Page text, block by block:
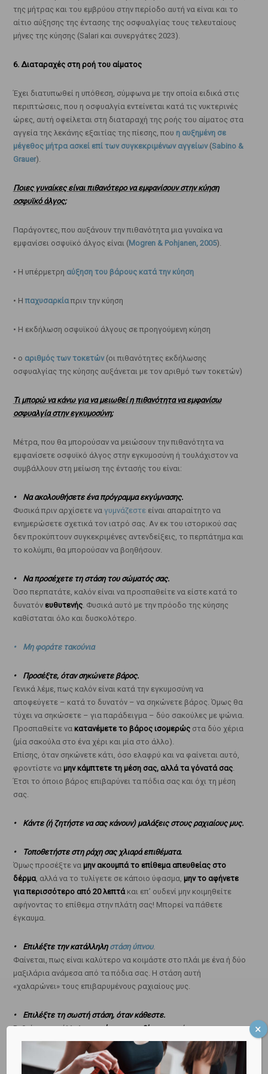
της μήτρας και του εμβρύου στην περίοδο αυτή να είναι και το
αίτιο αύξησης της έντασης της οσφυαλγίας τους τελευταίους
μήνες της κύησης (Salari και συνεργάτες 2023).
6. Διαταραχές στη ροή του αίματος
Έχει διατυπωθεί η υπόθεση, σύμφωνα με την οποία ειδικά στις
περιπτώσεις, που η οσφυαλγία εντείνεται κατά τις νυκτερινές
ώρες, αυτή οφείλεται στη διαταραχή της ροής του αίματος στα
αγγεία της λεκάνης εξαιτίας της πίεσης, που η αυξημένη σε
μέγεθος μήτρα ασκεί επί των συγκεκριμένων αγγείων(Sabino &
Grauer).
Ποιες γυναίκες είναι πιθανότερο να εμφανίσουν στην κύηση
οσφυϊκό άλγος;
Παράγοντες, που αυξάνουν την πιθανότητα μια γυναίκα να
εμφανίσει οσφυϊκό άλγος είναι (Mogren & Pohjanen, 2005).
• Η υπέρμετρη αύξηση του βάρους κατά την κύηση
• Η παχυσαρκίαπριν την κύηση
• Η εκδήλωση οσφυϊκού άλγους σε προηγούμενη κύηση
• ο αριθμός των τοκετών(οι πιθανότητες εκδήλωσης
οσφυαλγίας της κύησης αυξάνεται με τον αριθμό των τοκετών)
Τι μπορώ να κάνω για να μειωθεί η πιθανότητα να εμφανίσω
οσφυαλγία στην εγκυμοσύνη;
Μέτρα, που θα μπορούσαν να μειώσουν την πιθανότητα να
εμφανίσετε οσφυϊκό άλγος στην εγκυμοσύνη ή τουλάχιστον να
συμβάλλουν στη μείωση της έντασής του είναι:
• Να ακολουθήσετε ένα πρόγραμμα εκγύμνασης.
Φυσικά πριν αρχίσετε να γυμνάζεστε είναι απαραίτητο να
ενημερώσετε σχετικά τον ιατρό σας. Αν εκ του ιστορικού σας
δεν προκύπτουν συγκεκριμένες αντενδείξεις, το περπάτημα και
το κολύμπι, θα μπορούσαν να βοηθήσουν.
• Να προσέχετε τη στάση του σώματός σας.
Όσο περπατάτε, καλόν είναι να προσπαθείτε να είστε κατά το
δυνατόν ευθυτενής. Φυσικά αυτό με την πρόοδο της κύησης
καθίσταται όλο και δυσκολότερο.
• Μη φοράτε τακούνια
• Προσέξτε, όταν σηκώνετε βάρος.
Γενικά λέμε, πως καλόν είναι κατά την εγκυμοσύνη να
αποφεύγετε – κατά το δυνατόν – να σηκώνετε βάρος. Όμως θα
τύχει να σηκώσετε – για παράδειγμα – δύο σακούλες με ψώνια.
Προσπαθείτε νακατανέμετε το βάρος ισομερώςστα δύο χέρια
(μία σακούλα στο ένα χέρι και μία στο άλλο).
Επίσης, όταν σηκώνετε κάτι, όσο ελαφρύ και να φαίνεται αυτό,
φροντίστε να μην κάμπτετε τη μέση σας, αλλά τα γόνατά σας.
Έτσι το όποιο βάρος επιβαρύνει τα πόδια σας και όχι τη μέση
σας.
• Κάντε (ή ζητήστε να σας κάνουν) μαλάξεις στους ραχιαίους μυς.
• Τοποθετήστε στη ράχη σας χλιαρά επιθέματα.
Όμως προσέξτε ναμην ακουμπά το επίθεμα απευθείας στο
δέρμα, αλλά να το τυλίγετε σε κάποιο ύφασμα, μην το αφήνετε
για περισσότερο από 20 λεπτάκαι επ’ ουδενί μην κοιμηθείτε
αφήνοντας το επίθεμα στην πλάτη σας! Μπορεί να πάθετε
έγκαυμα.
• Επιλέξτε την κατάλληλη στάση ύπνου.
Φαίνεται, πως είναι καλύτερο να κοιμάστε στο πλάι με ένα ή δύο
μαξιλάρια ανάμεσα από τα πόδια σας. Η στάση αυτή
«χαλαρώνει» τους επιβαρυμένους ραχιαίους μυς.
• Επιλέξτε τη σωστή στάση, όταν κάθεστε.
Ρυθμίστε κατάλληλα τηράχη του καθίσματος, ώστε να σας
παρέχει τη βέλτιστη στήριξη στη μέση και χρησιμοποιείτε
υποπόδιο .